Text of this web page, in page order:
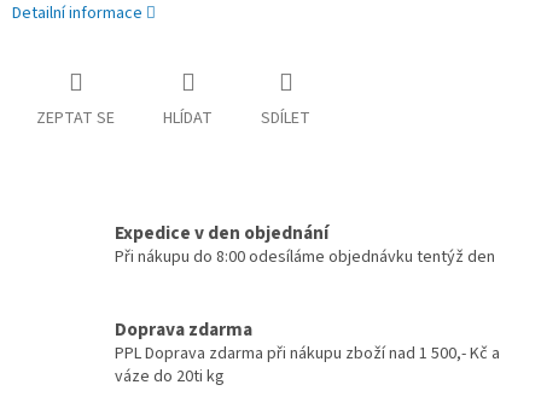
Detailní informace
ZEPTAT SE HLÍDAT SDÍLET
Expedice v den objednání
Při nákupu do 8:00 odesíláme objednávku tentýž den
Doprava zdarma
PPL Doprava zdarma při nákupu zboží nad 1 500,- Kč a
váze do 20ti kg